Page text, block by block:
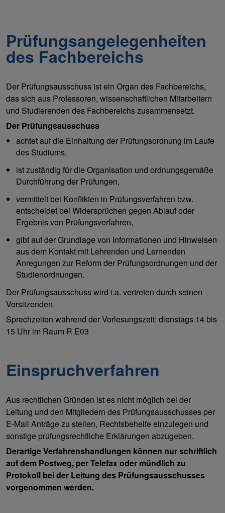
Prüfungsangelegenheiten
des Fachbereichs
Der Prüfungsausschuss ist ein Organ des Fachbereichs,
das sich aus Professoren, wissenschaftlichen Mitarbeitern
und Studierenden des Fachbereichs zusammensetzt.
Der Prüfungsausschuss
achtet auf die Einhaltung der Prüfungsordnung im Laufe
des Studiums,
ist zuständig für die Organisation und ordnungsgemäße
Durchführung der Prüfungen,
vermittelt bei Konflikten in Prüfungsverfahren bzw.
entscheidet bei Widersprüchen gegen Ablauf oder
Ergebnis von Prüfungsverfahren,
gibt auf der Grundlage von Informationen und Hinweisen
aus dem Kontakt mit Lehrenden und Lernenden
Anregungen zur Reform der Prüfungsordnungen und der
Studienordnungen.
Der Prüfungsausschuss wird i.a. vertreten durch seinen
Vorsitzenden.
Sprechzeiten während der Vorlesungszeit: dienstags 14 bis
15 Uhr im Raum R E03
Einspruchverfahren
Aus rechtlichen Gründen ist es nicht möglich bei der
Leitung und den Mitgliedern des Prüfungsausschusses per
E-Mail Anträge zu stellen, Rechtsbehelfe einzulegen und
sonstige prüfungsrechtliche Erklärungen abzugeben.
Derartige Verfahrenshandlungen können nur schriftlich
auf dem Postweg, per Telefax oder mündlich zu
Protokoll bei der Leitung des Prüfungsausschusses
vorgenommen werden.